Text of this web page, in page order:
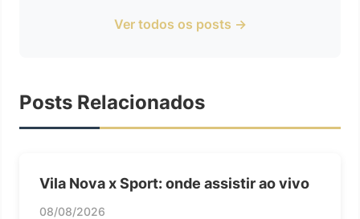
Ver todos os posts →
Posts Relacionados
Vila Nova x Sport: onde assistir ao vivo
08/08/2026